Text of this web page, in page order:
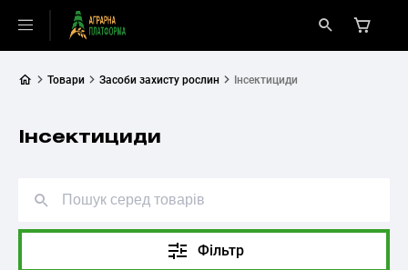
Товари Засоби захисту рослин Інсектициди
Інсектициди
Фільтр